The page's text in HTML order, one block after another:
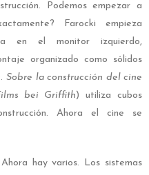
Podemos empezar a
Farocki empieza
en el monitor izquierdo,
organizado como sólidos
Sobre la construcción del cine
bei Griffith) utiliza cubos
Ahora el cine se
hay varios. Los sistemas